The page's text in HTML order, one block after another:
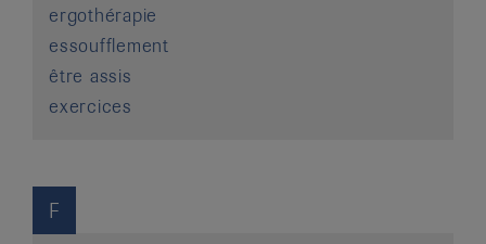
ergothérapie
essoufflement
être assis
exercices
F